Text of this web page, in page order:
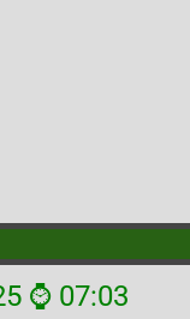
⌚ 07:03